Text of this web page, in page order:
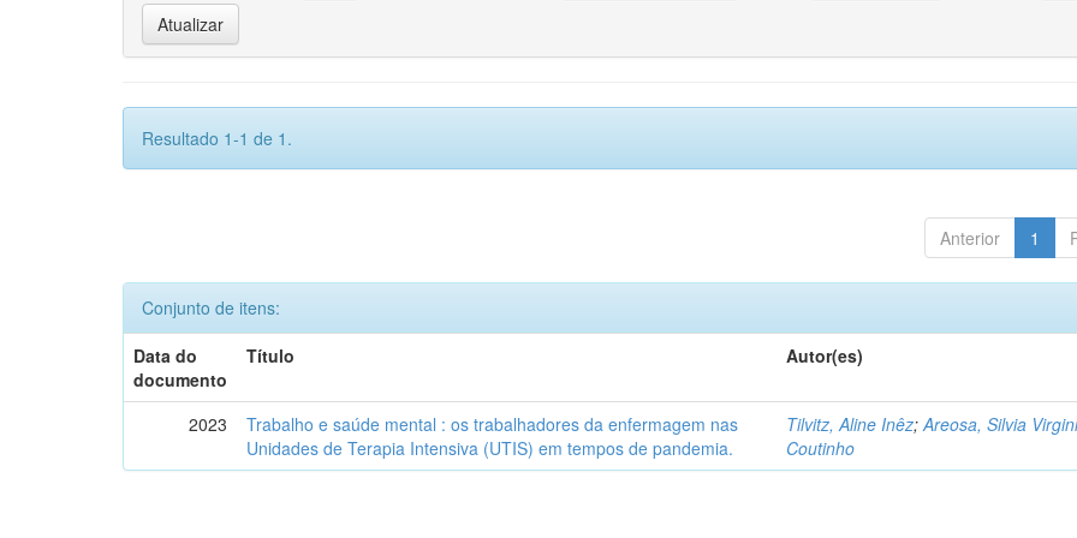
Resultado 1-1 de 1.
Anterior 1
Conjunto de itens:
Data do
documento
Título Autor(es)
2023
Trabalho e saúde mental : os trabalhadores da enfermagem nas
Unidades de Terapia Intensiva (UTIS) em tempos de pandemia.
Tilvitz, Aline Inêz;Areosa, Silvia
Coutinho